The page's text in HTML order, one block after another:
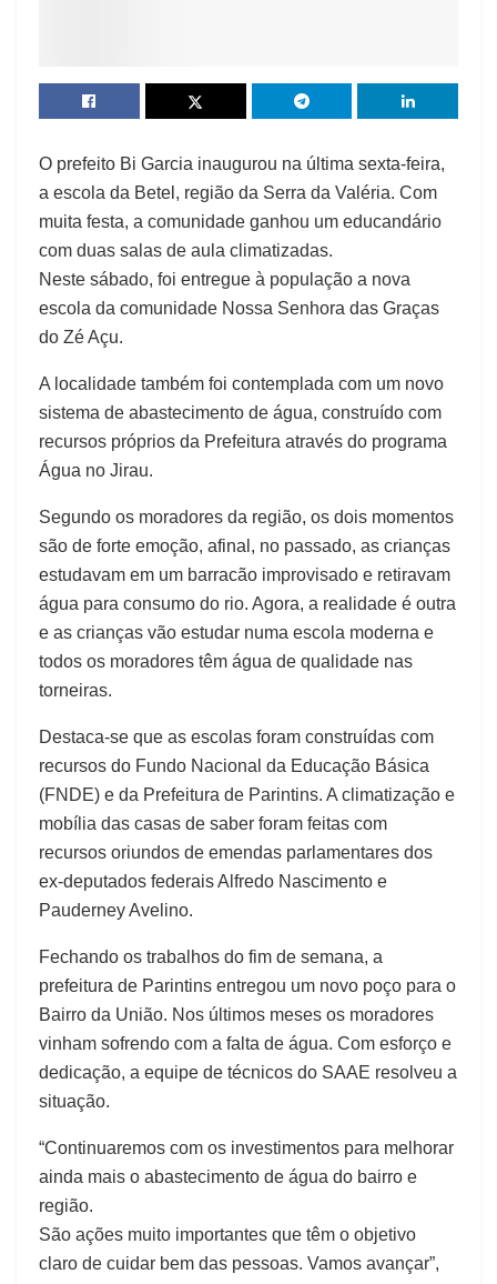
O prefeito Bi Garcia inaugurou na última sexta-feira,
a escola da Betel, região da Serra da Valéria. Com
muita festa, a comunidade ganhou um educandário
com duas salas de aula climatizadas.
Neste sábado, foi entregue à população a nova
escola da comunidade Nossa Senhora das Graças
do Zé Açu.
A localidade também foi contemplada com um novo
sistema de abastecimento de água, construído com
recursos próprios da Prefeitura através do programa
Água no Jirau.
Segundo os moradores da região, os dois momentos
são de forte emoção, afinal, no passado, as crianças
estudavam em um barracão improvisado e retiravam
água para consumo do rio. Agora, a realidade é outra
e as crianças vão estudar numa escola moderna e
todos os moradores têm água de qualidade nas
torneiras.
Destaca-se que as escolas foram construídas com
recursos do Fundo Nacional da Educação Básica
(FNDE) e da Prefeitura de Parintins. A climatização e
mobília das casas de saber foram feitas com
recursos oriundos de emendas parlamentares dos
ex-deputados federais Alfredo Nascimento e
Pauderney Avelino.
Fechando os trabalhos do fim de semana, a
prefeitura de Parintins entregou um novo poço para o
Bairro da União. Nos últimos meses os moradores
vinham sofrendo com a falta de água. Com esforço e
dedicação, a equipe de técnicos do SAAE resolveu a
situação.
“Continuaremos com os investimentos para melhorar
ainda mais o abastecimento de água do bairro e
região.
São ações muito importantes que têm o objetivo
claro de cuidar bem das pessoas. Vamos avançar”,